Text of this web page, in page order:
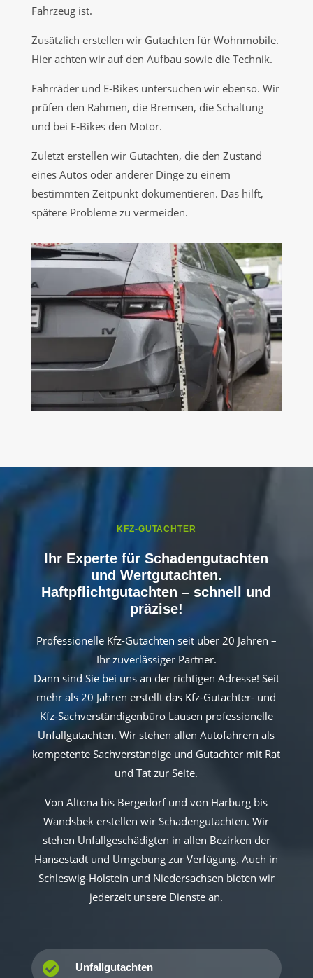
Fahrzeug ist.
Zusätzlich erstellen wir Gutachten für Wohnmobile.
Hier achten wir auf den Aufbau sowie die Technik.
Fahrräder und E‑Bikes untersuchen wir ebenso. Wir
prüfen den Rahmen, die Bremsen, die Schaltung
und bei E‑Bikes den Motor.
Zuletzt erstellen wir Gutachten, die den Zustand
eines Autos oder anderer Dinge zu einem
bestimmten Zeitpunkt dokumentieren. Das hilft,
spätere Probleme zu vermeiden.
KFZ-GUTACHTER
Ihr Experte für Schadengutachten
und Wertgutachten.
Haftpflichtgutachten – schnell und
präzise!
Professionelle Kfz-Gutachten seit über 20 Jahren –
Ihr zuverlässiger Partner.
Dann sind Sie bei uns an der richtigen Adresse! Seit
mehr als 20 Jahren erstellt das Kfz-Gutachter- und
Kfz-Sachverständigenbüro Lausen professionelle
Unfallgutachten. Wir stehen allen Autofahrern als
kompetente Sachverständige und Gutachter mit Rat
und Tat zur Seite.
Von Altona bis Bergedorf und von Harburg bis
Wandsbek erstellen wir Schadengutachten. Wir
stehen Unfallgeschädigten in allen Bezirken der
Hansestadt und Umgebung zur Verfügung. Auch in
Schleswig-Holstein und Niedersachsen bieten wir
jederzeit unsere Dienste an.
 Unfallgutachten